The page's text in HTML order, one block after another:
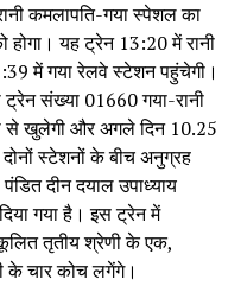
कमलापति-गया स्पेशल का
यह ट्रेन 13:20 में रानी
में गया रेलवे स्टेशन पहुंचेगी।
संख्या 01660 गया-रानी
से खुलेगी और अगले दिन 10.25
स्टेशनों के बीच अनुग्रह
दीन दयाल उपाध्याय
गया है। इस ट्रेन में
तृतीय श्रेणी के एक,
के चार कोच लगेंगे।